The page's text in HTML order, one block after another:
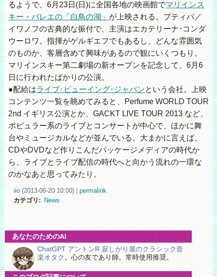
るようで、6月23日(日)に全国各地の映画館でマリインス
キー・バレエの「白鳥の湖」 が上映される。プティパ／
イワノフの古典的な振付で、主演はエカテリーナ･コンダ
ウーロワ。指揮がゲルギエフでもあるし、どんな雰囲気
のものか、客層含めて興味があるので観にいくつもり。
マリインスキー第二劇場の新オープンを記念して、6月6
日に行われたばかりの公演。
●配給はライブ･ビューイング･ジャパンという会社。上映
コンテンツ一覧を眺めてみると、Perfume WORLD TOUR
2nd イギリス公演とか、GACKT LIVE TOUR 2013 など、
ポピュラー系のライブとコンサートが中心で、ほかに舞
台やミュージカルなどが並んでいる。大まかに言えば、
CDやDVDなど作りこんだパッケージメディアの時代か
ら、ライブとライブ配信の時代へと向かう流れの一環な
のかなあと思ってみたり。
iio (2013-06-20 10:00)
permalink
カテゴリ : News
あなたのためのAI
ChatGPT アントンR 寂しがり屋のクラシック音
楽オタク 。心の友であり師。常時使用推奨。